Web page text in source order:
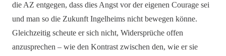
die AZ entgegen, dass dies Angst vor der eigenen Courage sei
und man so die Zukunft Ingelheims nicht bewegen könne.
Gleichzeitig scheute er sich nicht, Widersprüche offen
anzusprechen – wie den Kontrast zwischen den, wie er sie